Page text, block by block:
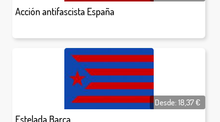
Acción antifascista España
Estelada Barça
Desde:18,37€